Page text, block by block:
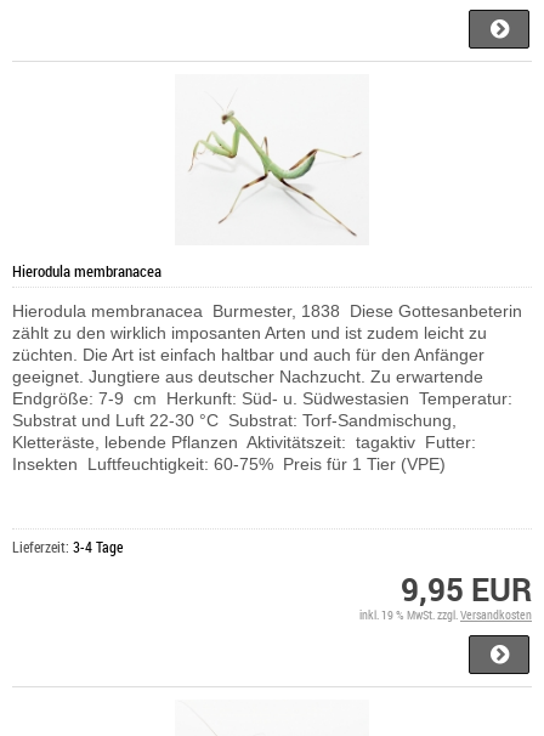
Hierodula membranacea
Hierodula membranacea Burmester, 1838 Diese Gottesanbeterin
zählt zu den wirklich imposanten Arten und ist zudem leicht zu
züchten. Die Art ist einfach haltbar und auch für den Anfänger
geeignet. Jungtiere aus deutscher Nachzucht. Zu erwartende
Endgröße: 7-9 cm Herkunft: Süd- u. Südwestasien Temperatur:
Substrat und Luft 22-30 °C Substrat: Torf-Sandmischung,
Kletteräste, lebende Pflanzen Aktivitätszeit: tagaktiv Futter:
Insekten Luftfeuchtigkeit: 60-75% Preis für 1 Tier (VPE)
Lieferzeit: 3-4 Tage
9,95 EUR
inkl. 19 % MwSt. zzgl.Versandkosten